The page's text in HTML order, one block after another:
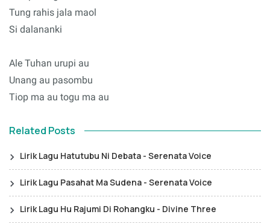
Tung rahis jala maol
Si dalananki
Ale Tuhan urupi au
Unang au pasombu
Tiop ma au togu ma au
Related Posts
Lirik Lagu Hatutubu Ni Debata - Serenata Voice
Lirik Lagu Pasahat Ma Sudena - Serenata Voice
Lirik Lagu Hu Rajumi Di Rohangku - Divine Three